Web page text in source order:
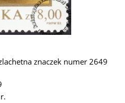
znaczek numer 2649